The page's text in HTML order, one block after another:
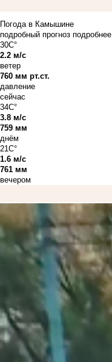
Погода в Камышине
подробный прогноз подробнее
30C°
2.2 м/с
ветер
760 мм рт.ст.
давление
сейчас
34C°
3.8 м/с
759 мм
днём
21C°
1.6 м/с
761 мм
вечером